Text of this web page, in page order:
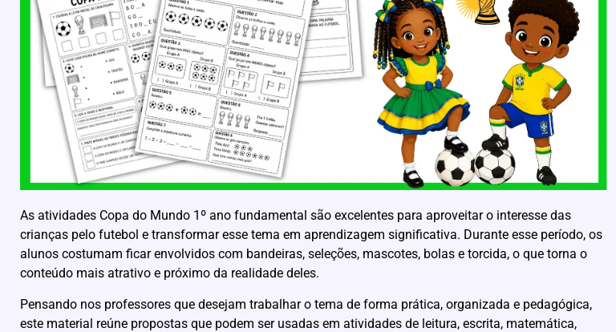
As atividades Copa do Mundo 1º ano fundamental são excelentes para aproveitar o interesse das
crianças pelo futebol e transformar esse tema em aprendizagem significativa. Durante esse período, os
alunos costumam ficar envolvidos com bandeiras, seleções, mascotes, bolas e torcida, o que torna o
conteúdo mais atrativo e próximo da realidade deles.
Pensando nos professores que desejam trabalhar o tema de forma prática, organizada e pedagógica,
este material reúne propostas que podem ser usadas em atividades de leitura, escrita, matemática,